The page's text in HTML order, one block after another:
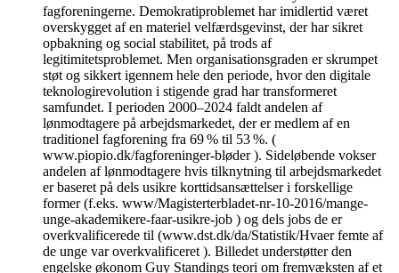
fagforeningerne. Demokratiproblemet har imidlertid været
overskygget af en materiel velfærdsgevinst, der har sikret
opbakning og social stabilitet, på trods af
legitimitetsproblemet. Men organisationsgraden er skrumpet
støt og sikkert igennem hele den periode, hvor den digitale
teknologirevolution i stigende grad har transformeret
samfundet. I perioden 2000–2024 faldt andelen af
lønmodtagere på arbejdsmarkedet, der er medlem af en
traditionel fagforening fra 69 % til 53 %. (
www.piopio.dk/fagforeninger-bløder ). Sideløbende vokser
andelen af lønmodtagere hvis tilknytning til arbejdsmarkedet
er baseret på dels usikre korttidsansættelser i forskellige
former (f.eks. www/Magisterterbladet-nr-10-2016/mange-
unge-akademikere-faar-usikre-job ) og dels jobs de er
overkvalificerede til (www.dst.dk/da/Statistik/Hvaer femte af
de unge var overkvalificeret ). Billedet understøtter den
engelske økonom Guy Standings teori om fremvæksten af et